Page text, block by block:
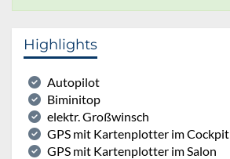
Highlights
Autopilot
Biminitop
elektr. Großwinsch
GPS mit Kartenplotter im Cockpit
GPS mit Kartenplotter im Salon